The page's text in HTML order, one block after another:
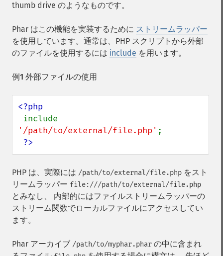
thumb drive のようなものです。
Phar はこの機能を実装するために ストリームラッパー
を使用しています。通常は、PHP スクリプトから外部
のファイルを使用するには include を用います。
例1 外部ファイルの使用
<?php
'/path/to/external/file.php' ;
?>
PHP は、実際には /path/to/external/file.php をスト
リームラッパー file:///path/to/external/file.php
とみなし、 内部的にはファイルストリームラッパーの
ストリーム関数でローカルファイルにアクセスしてい
ます。
Phar アーカイブ /path/to/myphar.phar の中に含まれ